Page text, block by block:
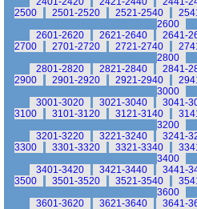
2500
2501-2520 2521-2540
2600
2601-2620
2621-2640 2641-
2700
2701-2720 2721-2740
2800
2801-2820
2821-2840 2841-
2900
2901-2920 2921-2940
3000
3001-3020
3021-3040 3041-
3100
3101-3120 3121-3140
3200
3201-3220
3221-3240 3241-
3300
3301-3320 3321-3340
3400
3401-3420
3421-3440 3441-
3500
3501-3520 3521-3540
3600
3601-3620
3621-3640 3641-